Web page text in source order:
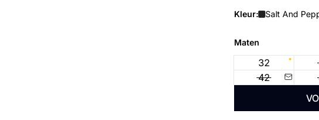
Kleur: Salt And
Maten
32
42